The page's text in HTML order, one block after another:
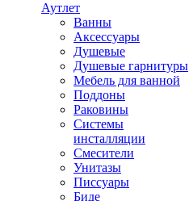
Аутлет
Ванны
Аксессуары
Душевые
Душевые гарнитуры
Мебель для ванной
Поддоны
Раковины
Системы
инсталляции
Смесители
Унитазы
Писсуары
Биде